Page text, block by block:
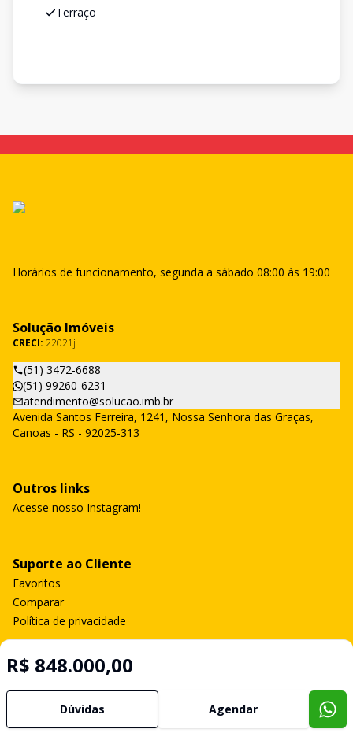
Terraço
R$ 848.000,00
Dúvidas Agendar
Horários de funcionamento, segunda a sábado 08:00 às 19:00
Solução Imóveis
CRECI: 22021j
(51) 3472-6688
(51) 99260-6231
atendimento@solucao.imb.br
Avenida Santos Ferreira, 1241, Nossa Senhora das Graças,
Canoas - RS - 92025-313
Outros links
Acesse nosso Instagram!
Suporte ao Cliente
Favoritos
Comparar
Política de privacidade
Selo de Tecnologia Loft